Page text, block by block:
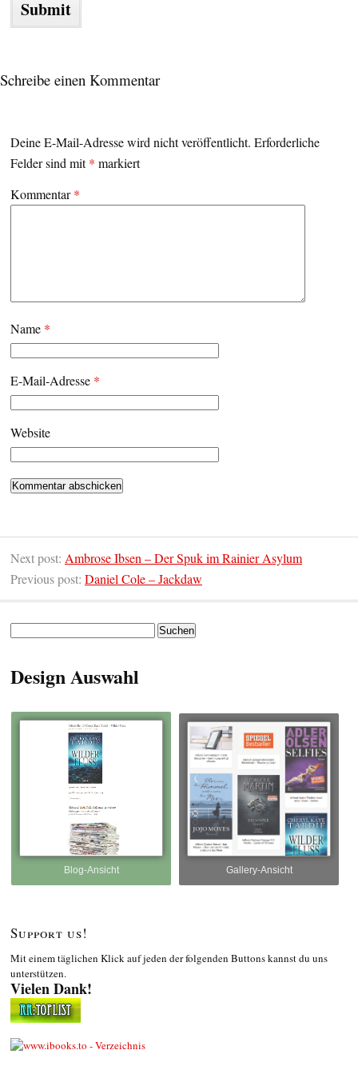
Schreibe einen Kommentar
Deine E-Mail-Adresse wird nicht veröffentlicht. Erforderliche
Felder sind mit* markiert
Kommentar*
Name *
E-Mail-Adresse *
Website
Next post: Ambrose Ibsen – Der Spuk im Rainier Asylum
Previous post: Daniel Cole – Jackdaw
Design Auswahl
Blog-Ansicht Gallery-Ansicht
Support us!
Mit einem täglichen Klick auf jeden der folgenden Buttons kannst du uns
unterstützen.
Vielen Dank!